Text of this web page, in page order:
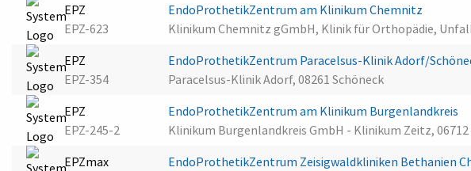
EPZ
EPZ-623
EndoProthetikZentrum am Klinikum Chemnitz
Klinikum Chemnitz gGmbH, Klinik für Orthopädie,
EPZ
EPZ-354
EndoProthetikZentrum Paracelsus-Klinik Adorf/
Paracelsus-Klinik Adorf, 08261 Schöneck
EPZ
EPZ-245-2
EndoProthetikZentrum am Klinikum Burgenlandkreis
Klinikum Burgenlandkreis GmbH - Klinikum Zeitz,
EPZmax
EndoProthetikZentrum Zeisigwaldkliniken Bethanien